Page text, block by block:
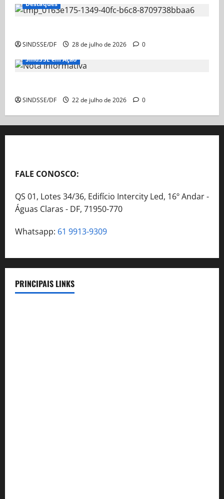
Destaques
SINDSSE/DF 28 de julho de 2026
0
SindSSE em Ação
SINDSSE/DF 22 de julho de 2026 0
FALE CONOSCO:
QS 01, Lotes 34/36, Edifício Intercity Led, 16º Andar -
Águas Claras - DF, 71950-770
Whatsapp: 61 9913-9309
PRINCIPAIS LINKS